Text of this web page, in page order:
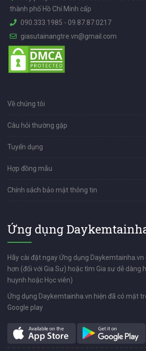
thành phố Hồ Chí Minh cấp
090.333.1985 - 09.87.87.0217
giasutainangtre.vn@gmail.com
Về chúng tôi
Câu hỏi thường gặp
Tuyển dụng
Hợp đồng mẫu
Chính sách bảo mật thông tin
Ứng dụng
Hãy cài đặt ngay Ứng dụng Daykemtainha.vn
hơn (đối với Gia Sư) hoặc tìm Gia sư dễ dàng
huynh hoặc Học viên)
Ứng dụng Daykemtainha.vn hiện đã có mặt
Google play